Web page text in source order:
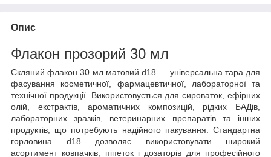
Опис
Флакон прозорий 30 мл
Скляний флакон 30 мл матовий d18 — універсальна тара для
фасування косметичної, фармацевтичної, лабораторної та
технічної продукції. Використовується для сироваток, ефірних
олій, екстрактів, ароматичних композицій, рідких БАДів,
лабораторних зразків, ветеринарних препаратів та інших
продуктів, що потребують надійного пакування. Стандартна
горловина d18 дозволяє використовувати широкий
асортимент ковпачків, піпеток і дозаторів для професійного